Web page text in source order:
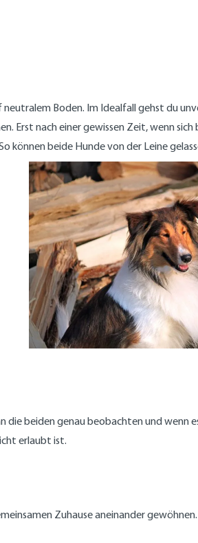
Boden. Im Idealfall gehst du
Erst nach einer gewissen Zeit, wenn
können beide Hunde von der Leine
die beiden genau beobachten und wenn
erlaubt ist.
Zuhause aneinander gewöhnen.